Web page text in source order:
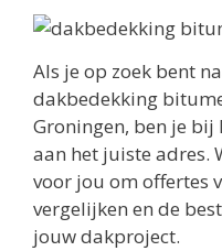
Als je op zoek bent
dakbedekking
Groningen, ben je
aan het juiste adres.
voor jou om offertes
vergelijken en de
jouw dakproject.